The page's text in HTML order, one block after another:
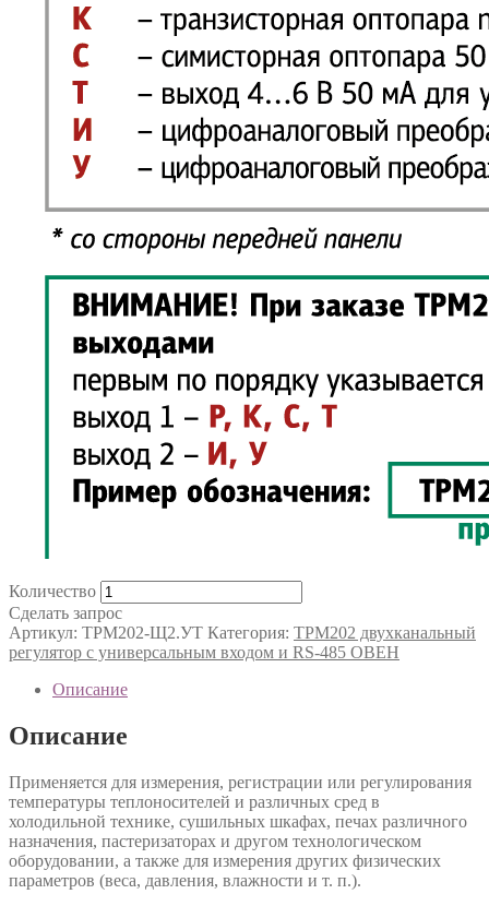
Количество
Сделать запрос
Артикул: ТРМ202-Щ2.УТ Категория: ТРМ202 двухканальный
регулятор с универсальным входом и RS-485 ОВЕН
Описание
Описание
Применяется для измерения, регистрации или регулирования
температуры теплоносителей и различных сред в
холодильной технике, сушильных шкафах, печах различного
назначения, пастеризаторах и другом технологическом
оборудовании, а также для измерения других физических
параметров (веса, давления, влажности и т. п.).